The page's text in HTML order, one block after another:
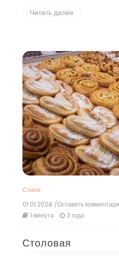
Читать далее
Стихи
01.01.2024 /Оставить
1 минута 3 года
Столовая